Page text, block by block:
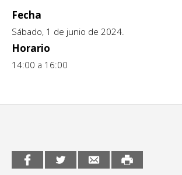
CCE en el interior/libros
Espacio itinerante de lectura infantil
Exposiciones
Formación
Infantil y Juvenil
Medio Ambiente
Fecha
Sábado, 1 de junio de 2024.
Horario
14:00 a 16:00